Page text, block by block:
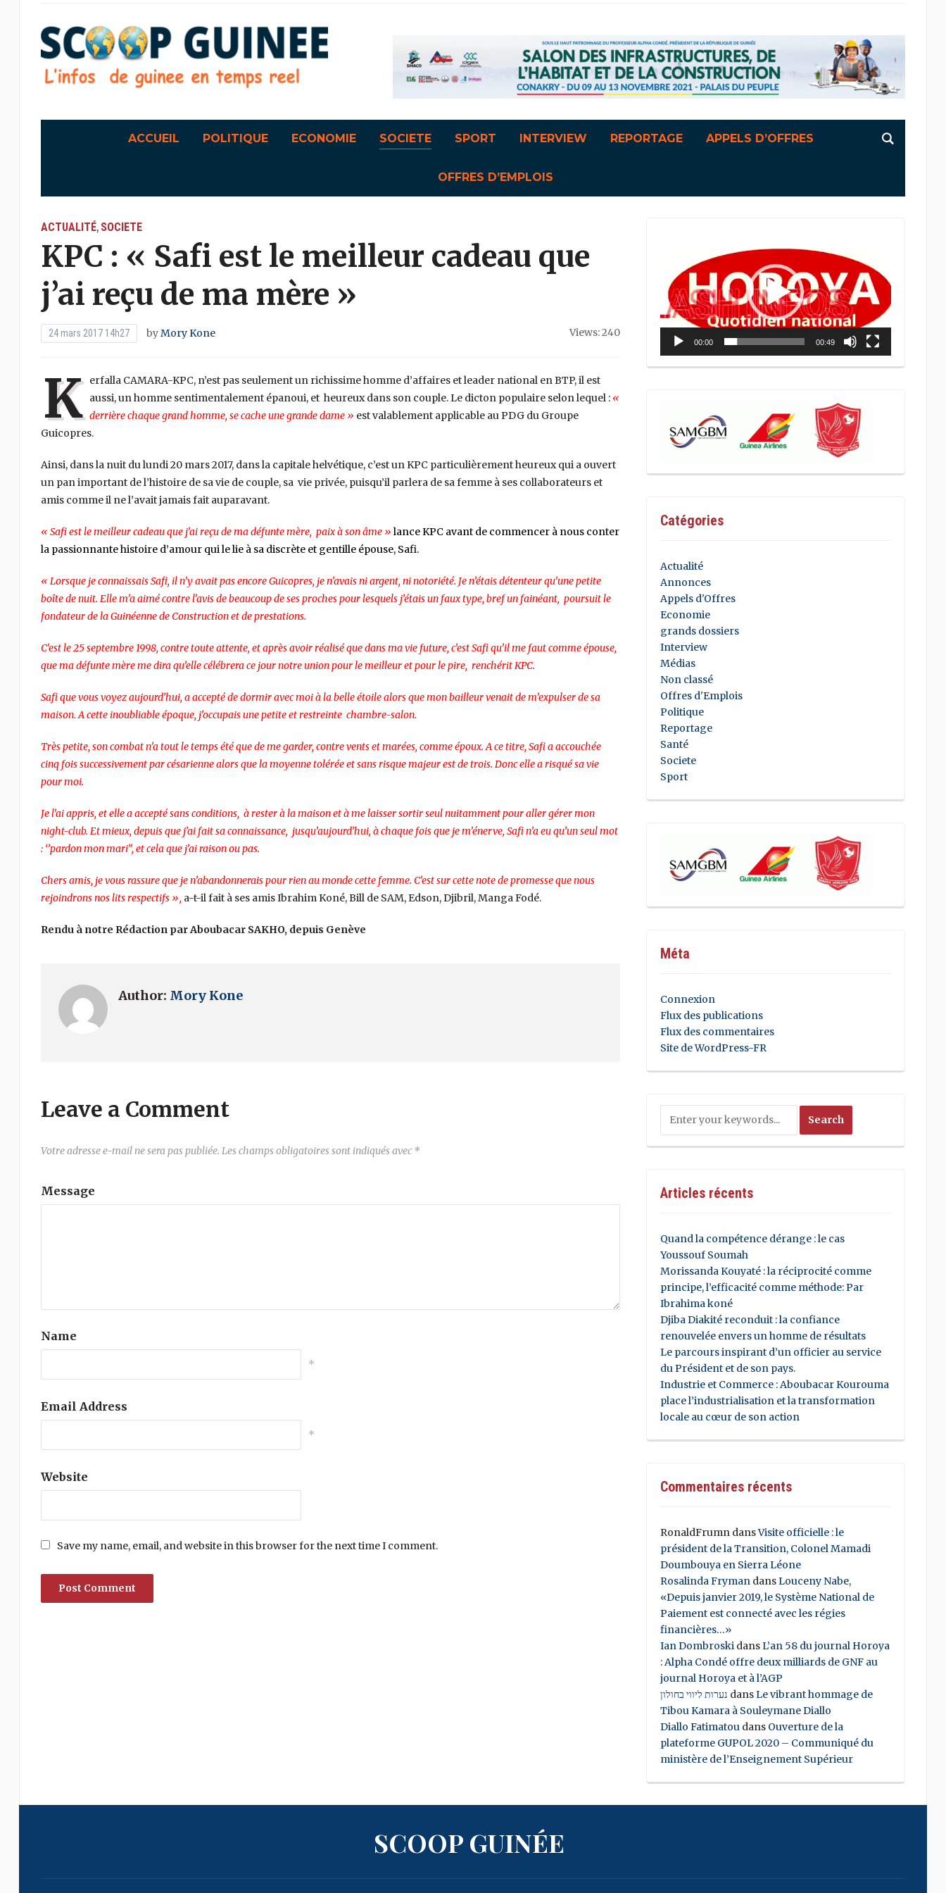
ACCUEIL POLITIQUE ECONOMIE SOCIETE SPORT INTERVIEW REPORTAGE APPELS D’OFFRES
OFFRES D’EMPLOIS
ACTUALITÉ, SOCIETE
KPC : « Safi est le meilleur cadeau que
j’ai reçu de ma mère »
24 mars 2017 14h27 byMory Kone Views: 240
K
erfalla CAMARA-KPC, n’est pas seulement un richissime homme d’affaires et leader national en BTP, il est
aussi, un homme sentimentalement épanoui, et heureux dans son couple. Le dicton populaire selon lequel : «
derrière chaque grand homme, se cache une grande dame » est valablement applicable au PDG du Groupe
Guicopres.
Ainsi, dans la nuit du lundi 20 mars 2017, dans la capitale helvétique, c’est un KPC particulièrement heureux qui a ouvert
un pan important de l’histoire de sa vie de couple, sa vie privée, puisqu’il parlera de sa femme à ses collaborateurs et
amis comme il ne l’avait jamais fait auparavant.
« Safi est le meilleur cadeau que j’ai reçu de ma défunte mère, paix à son âme » lance KPC avant de commencer à nous conter
la passionnante histoire d’amour qui le lie à sa discrète et gentille épouse, Safi.
« Lorsque je connaissais Safi, il n’y avait pas encore Guicopres, je n’avais ni argent, ni notoriété. Je n’étais détenteur qu’une petite
boîte de nuit. Elle m’a aimé contre l’avis de beaucoup de ses proches pour lesquels j’étais un faux type, bref un fainéant, poursuit le
fondateur de la Guinéenne de Construction et de prestations.
C’est le 25 septembre 1998, contre toute attente, et après avoir réalisé que dans ma vie future, c’est Safi qu’il me faut comme épouse,
que ma défunte mère me dira qu’elle célébrera ce jour notre union pour le meilleur et pour le pire, renchérit KPC.
Safi que vous voyez aujourd’hui, a accepté de dormir avec moi à la belle étoile alors que mon bailleur venait de m’expulser de sa
maison. A cette inoubliable époque, j’occupais une petite et restreinte chambre-salon.
Très petite, son combat n’a tout le temps été que de me garder, contre vents et marées, comme époux. A ce titre, Safi a accouchée
cinq fois successivement par césarienne alors que la moyenne tolérée et sans risque majeur est de trois. Donc elle a risqué sa vie
pour moi.
Je l’ai appris, et elle a accepté sans conditions, à rester à la maison et à me laisser sortir seul nuitamment pour aller gérer mon
night-club. Et mieux, depuis que j’ai fait sa connaissance, jusqu’aujourd’hui, à chaque fois que je m’énerve, Safi n’a eu qu’un seul mot
: ‘’pardon mon mari’’, et cela que j’ai raison ou pas.
Chers amis, je vous rassure que je n’abandonnerais pour rien au monde cette femme. C’est sur cette note de promesse que nous
rejoindrons nos lits respectifs », a-t-il fait à ses amis Ibrahim Koné, Bill de SAM, Edson, Djibril, Manga Fodé.
Rendu à notre Rédaction par Aboubacar SAKHO, depuis Genève
Author: Mory Kone
Leave a Comment
Votre adresse e-mail ne sera pas publiée. Les champs obligatoires sont indiqués avec *
Message
Name
*
Email Address
*
Website
Save my name, email, and website in this browser for the next time I comment.
00:00 00:49
Catégories
Actualité
Annonces
Appels d'Offres
Economie
grands dossiers
Interview
Médias
Non classé
Offres d'Emplois
Politique
Reportage
Santé
Societe
Sport
Méta
Connexion
Flux des publications
Flux des commentaires
Site de WordPress-FR
Articles récents
Quand la compétence dérange : le cas
Youssouf Soumah
Morissanda Kouyaté : la réciprocité comme
principe, l’efficacité comme méthode: Par
Ibrahima koné
Djiba Diakité reconduit : la confiance
renouvelée envers un homme de résultats
Le parcours inspirant d’un officier au service
du Président et de son pays.
Industrie et Commerce : Aboubacar Kourouma
place l’industrialisation et la transformation
locale au cœur de son action
Commentaires récents
RonaldFrumndansVisite officielle : le
président de la Transition, Colonel Mamadi
Doumbouya en Sierra Léone
Rosalinda FrymandansLouceny Nabe,
«Depuis janvier 2019, le Système National de
Paiement est connecté avec les régies
financières…»
Ian DombroskidansL’an 58 du journal Horoya
: Alpha Condé offre deux milliards de GNF au
journal Horoya et à l’AGP
נערות ליווי בחולון dansLe vibrant hommage de
Tibou Kamara à Souleymane Diallo
Diallo Fatimatoudans Ouverture de la
plateforme GUPOL 2020 – Communiqué du
ministère de l’Enseignement Supérieur
SCOOP GUINÉE